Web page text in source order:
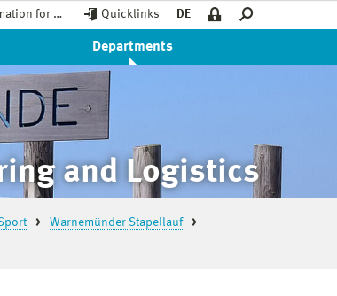
for … Quicklinks DE
Departments
and Logistics
Warnemünder Stapellauf